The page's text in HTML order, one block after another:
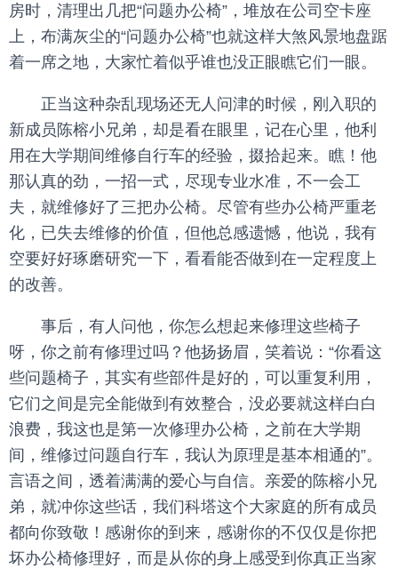
房时，清理出几把“问题办公椅”，堆放在公司空卡座
上，布满灰尘的“问题办公椅”也就这样大煞风景地盘踞
着一席之地，大家忙着似乎谁也没正眼瞧它们一眼。
正当这种杂乱现场还无人问津的时候，刚入职的
新成员陈榕小兄弟，却是看在眼里，记在心里，他利
用在大学期间维修自行车的经验，掇拾起来。瞧！他
那认真的劲，一招一式，尽现专业水准，不一会工
夫，就维修好了三把办公椅。尽管有些办公椅严重老
化，已失去维修的价值，但他总感遗憾，他说，我有
空要好好琢磨研究一下，看看能否做到在一定程度上
的改善。
事后，有人问他，你怎么想起来修理这些椅子
呀，你之前有修理过吗？他扬扬眉，笑着说：“你看这
些问题椅子，其实有些部件是好的，可以重复利用，
它们之间是完全能做到有效整合，没必要就这样白白
浪费，我这也是第一次修理办公椅，之前在大学期
间，维修过问题自行车，我认为原理是基本相通的”。
言语之间，透着满满的爱心与自信。亲爱的陈榕小兄
弟，就冲你这些话，我们科塔这个大家庭的所有成员
都向你致敬！感谢你的到来，感谢你的不仅仅是你把
坏办公椅修理好，而是从你的身上感受到你真正当家